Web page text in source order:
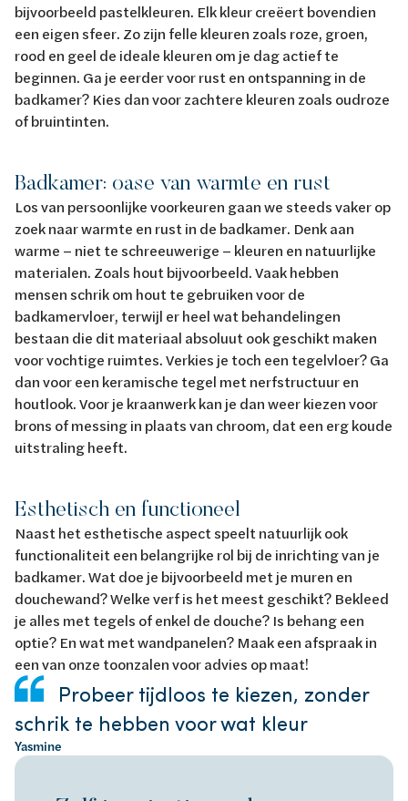
bijvoorbeeld pastelkleuren. Elk kleur creëert bovendien
een eigen sfeer. Zo zijn felle kleuren zoals roze, groen,
rood en geel de ideale kleuren om je dag actief te
beginnen. Ga je eerder voor rust en ontspanning in de
badkamer? Kies dan voor zachtere kleuren zoals oudroze
of bruintinten.
Badkamer: oase van warmte en rust
Los van persoonlijke voorkeuren gaan we steeds vaker op
zoek naar warmte en rust in de badkamer. Denk aan
warme – niet te schreeuwerige – kleuren en natuurlijke
materialen. Zoals hout bijvoorbeeld. Vaak hebben
mensen schrik om hout te gebruiken voor de
badkamervloer, terwijl er heel wat behandelingen
bestaan die dit materiaal absoluut ook geschikt maken
voor vochtige ruimtes. Verkies je toch een tegelvloer? Ga
dan voor een keramische tegel met nerfstructuur en
houtlook. Voor je kraanwerk kan je dan weer kiezen voor
brons of messing in plaats van chroom, dat een erg koude
uitstraling heeft.
Esthetisch en functioneel
Naast het esthetische aspect speelt natuurlijk ook
functionaliteit een belangrijke rol bij de inrichting van je
badkamer. Wat doe je bijvoorbeeld met je muren en
douchewand? Welke verf is het meest geschikt? Bekleed
je alles met tegels of enkel de douche? Is behang een
optie? En wat met wandpanelen? Maak een afspraak in
een van onze toonzalen voor advies op maat!
Probeer tijdloos te kiezen, zonder
schrik te hebben voor wat kleur
Yasmine